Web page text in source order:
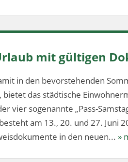
mit gültigen
in den bevorstehenden
das städtische
vier sogenannte „Pass-
am 13., 20. und 27. Juni
in den neuen... »